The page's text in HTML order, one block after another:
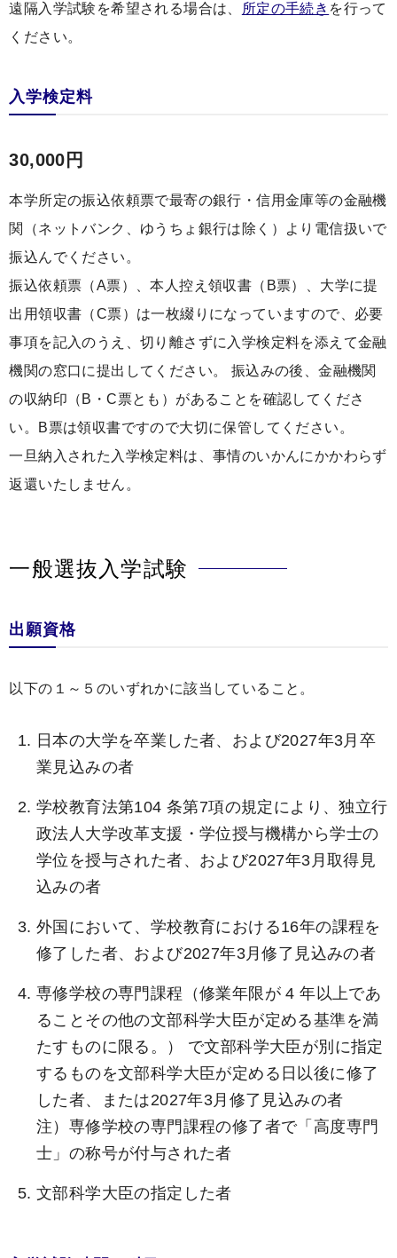
遠隔入学試験を希望される場合は、 所定の手続き を行って
ください。
入学検定料
30,000円
本学所定の振込依頼票で最寄の銀行・信用金庫等の金融機
関（ネットバンク、ゆうちょ銀行は除く）より電信扱いで
振込んでください。
振込依頼票（A票）、本人控え領収書（B票）、大学に提
出用領収書（C票）は一枚綴りになっていますので、必要
事項を記入のうえ、切り離さずに入学検定料を添えて金融
機関の窓口に提出してください。 振込みの後、金融機関
の収納印（B・C票とも）があることを確認してくださ
い。B票は領収書ですので大切に保管してください。
一旦納入された入学検定料は、事情のいかんにかかわらず
返還いたしません。
一般選抜入学試験
出願資格
以下の１～５のいずれかに該当していること。
日本の大学を卒業した者、および2027年3月卒
業見込みの者
学校教育法第104 条第7項の規定により、独立行
政法人大学改革支援・学位授与機構から学士の
学位を授与された者、および2027年3月取得見
込みの者
外国において、学校教育における16年の課程を
修了した者、および2027年3月修了見込みの者
専修学校の専門課程（修業年限が 4 年以上であ
ることその他の文部科学大臣が定める基準を満
たすものに限る。） で文部科学大臣が別に指定
するものを文部科学大臣が定める日以後に修了
した者、または2027年3月修了見込みの者
注）専修学校の専門課程の修了者で「高度専門
士」の称号が付与された者
文部科学大臣の指定した者